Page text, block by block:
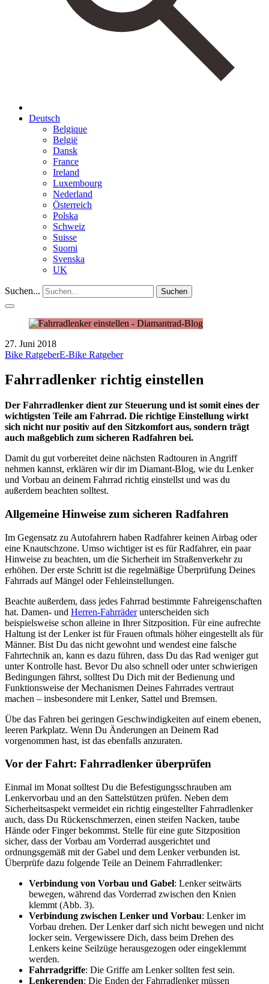
Deutsch
Belgique
België
Dansk
France
Ireland
Luxembourg
Nederland
Österreich
Polska
Schweiz
Suisse
Suomi
Svenska
UK
Suchen... Suchen
27. Juni 2018
Bike RatgeberE-Bike Ratgeber
Fahrradlenker richtig einstellen
Der Fahrradlenker dient zur Steuerung und ist somit eines der
wichtigsten Teile am Fahrrad. Die richtige Einstellung wirkt
sich nicht nur positiv auf den Sitzkomfort aus, sondern trägt
auch maßgeblich zum sicheren Radfahren bei.
Damit du gut vorbereitet deine nächsten Radtouren in Angriff
nehmen kannst, erklären wir dir im Diamant-Blog, wie du Lenker
und Vorbau an deinem Fahrrad richtig einstellst und was du
außerdem beachten solltest.
Allgemeine Hinweise zum sicheren Radfahren
Im Gegensatz zu Autofahrern haben Radfahrer keinen Airbag oder
eine Knautschzone. Umso wichtiger ist es für Radfahrer, ein paar
Hinweise zu beachten, um die Sicherheit im Straßenverkehr zu
erhöhen. Der erste Schritt ist die regelmäßige Überprüfung Deines
Fahrrads auf Mängel oder Fehleinstellungen.
Beachte außerdem, dass jedes Fahrrad bestimmte Fahreigenschaften
hat. Damen- und Herren-Fahrräderunterscheiden sich
beispielsweise schon alleine in Ihrer Sitzposition. Für eine aufrechte
Haltung ist der Lenker ist für Frauen oftmals höher eingestellt als für
Männer. Bist Du das nicht gewohnt und wendest eine falsche
Fahrtechnik an, kann es dazu führen, dass Du das Rad weniger gut
unter Kontrolle hast. Bevor Du also schnell oder unter schwierigen
Bedingungen fährst, solltest Du Dich mit der Bedienung und
Funktionsweise der Mechanismen Deines Fahrrades vertraut
machen – insbesondere mit Lenker, Sattel und Bremsen.
Übe das Fahren bei geringen Geschwindigkeiten auf einem ebenen,
leeren Parkplatz. Wenn Du Änderungen an Deinem Rad
vorgenommen hast, ist das ebenfalls anzuraten.
Vor der Fahrt: Fahrradlenker überprüfen
Einmal im Monat solltest Du die Befestigungsschrauben am
Lenkervorbau und an den Sattelstützen prüfen. Neben dem
Sicherheitsaspekt vermeidet ein richtig eingestellter Fahrradlenker
auch, dass Du Rückenschmerzen, einen steifen Nacken, taube
Hände oder Finger bekommst. Stelle für eine gute Sitzposition
sicher, dass der Vorbau am Vorderrad ausgerichtet und
ordnungsgemäß mit der Gabel und dem Lenker verbunden ist.
Überprüfe dazu folgende Teile an Deinem Fahrradlenker:
Verbindung von Vorbau und Gabel: Lenker seitwärts
bewegen, während das Vorderrad zwischen den Knien
klemmt (Abb. 3).
Verbindung zwischen Lenker und Vorbau: Lenker im
Vorbau drehen. Der Lenker darf sich nicht bewegen und nicht
locker sein. Vergewissere Dich, dass beim Drehen des
Lenkers keine Seilzüge herausgezogen oder eingeklemmt
werden.
Fahrradgriffe: Die Griffe am Lenker sollten fest sein.
Lenkerenden: Die Enden der Fahrradlenker müssen